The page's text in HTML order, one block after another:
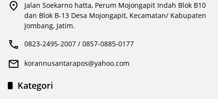
Jalan Soekarno hatta, Perum Mojongapit Indah Blok B10
dan Blok B-13 Desa Mojongapit, Kecamatan/ Kabupaten
Jombang, Jatim.
0823-2495-2007 / 0857-0885-0177
korannusantarapos@yahoo.com
Kategori